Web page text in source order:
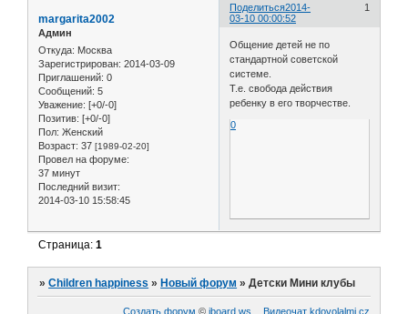
Поделиться 1
2014-
03-10 00:00:52
margarita2002
Админ
Откуда: Москва
Зарегистрирован: 2014-03-09
Приглашений: 0
Сообщений: 5
Уважение: [+0/-0]
Позитив: [+0/-0]
Пол: Женский
Возраст: 37 [1989-02-20]
Провел на форуме:
37 минут
Последний визит:
2014-03-10 15:58:45
Общение детей не по
стандартной советской
системе.
Т.е. свобода действия
ребенку в его творчестве.
0
Страница:1
»Children happiness »Новый форум »Детски Мини клубы
Создать форум © iboard.ws Видеочат kdovolalmi.cz